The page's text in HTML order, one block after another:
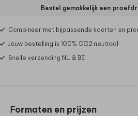
Bestel gemakkelijk een
Combineer met bijpassende kaarten en
Jouw bestelling is 100% CO2 neutraal
Snelle verzending NL & BE
Formaten en prijzen